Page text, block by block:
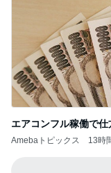
エアコンフル稼働で
Amebaトピックス 13時